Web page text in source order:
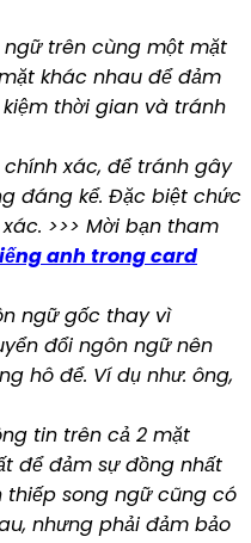
trên cùng một mặt
khác nhau để đảm
thời gian và tránh
xác, để tránh gây
đáng kể. Đặc biệt chức
>>> Mời bạn tham
anh trong card
ngữ gốc thay vì
đổi ngôn ngữ nên
hô để. Ví dụ như: ông,
tin trên cả 2 mặt
để đảm sự đồng nhất
thiếp song ngữ cũng có
nhưng phải đảm bảo